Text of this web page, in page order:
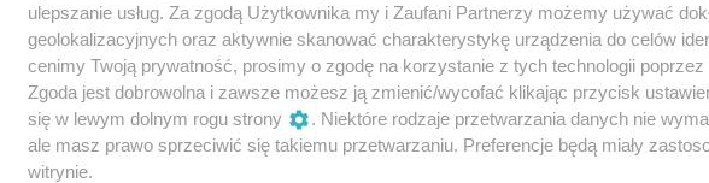
15:01
Witkowski
ulepszanie usług. Za zgodą Użytkownika my i Zaufani Partnerzy możemy używać
geolokalizacyjnych oraz aktywnie skanować charakterystykę urządzenia do celów
cenimy Twoją prywatność, prosimy o zgodę na korzystanie z tych technologii poprzez
Zgoda jest dobrowolna i zawsze możesz ją zmienić/wycofać klikając przycisk
się w lewym dolnym rogu strony
. Niektóre rodzaje przetwarzania danych nie
ale masz prawo sprzeciwić się takiemu przetwarzaniu. Preferencje będą miały
witrynie.